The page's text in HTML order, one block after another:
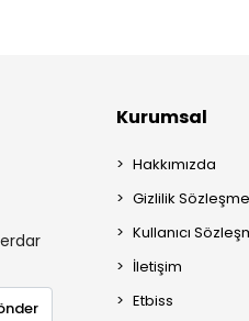
Kurumsal
Hakkımızda
Gizlilik
Kullanıcı
İletişim
Etbiss